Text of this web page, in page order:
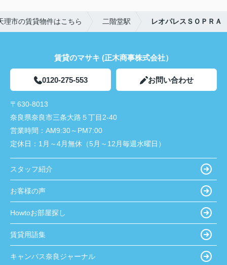
理市の賃貸物件はこちら 二階堂駅 レオパレスＳＯＰＲＡ
賃貸のマサキ (正木商事株式会社）
0120-275-553 お問い合わせ
〒630-8013
奈良県奈良市三条大路５丁目2-40
営業時間： AM9:30～PM7:00
定休日： 1月～4月無休（5月～12月毎週水曜日）
スタッフ紹介
お客様の声
Howtoお部屋探し
賃貸用語集
キャンパス奈良ジャーナル